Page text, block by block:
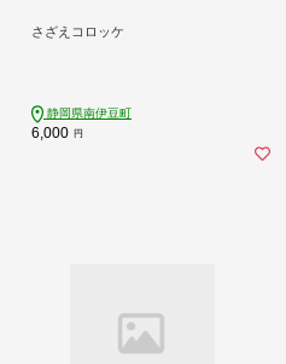
さざえコロッケ
静岡県南伊豆町
6,000 円